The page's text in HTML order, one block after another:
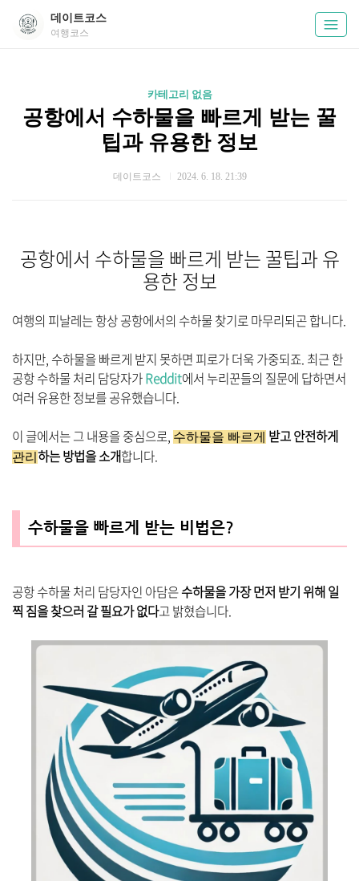
데이트코스
여행코스
카테고리 없음
공항에서 수하물을 빠르게 받는 꿀
팁과 유용한 정보
데이트코스 2024. 6. 18. 21:39
공항에서 수하물을 빠르게 받는 꿀팁과 유
용한 정보
여행의 피날레는 항상 공항에서의 수하물 찾기로 마무리되곤 합니다.
하지만, 수하물을 빠르게 받지 못하면 피로가 더욱 가중되죠. 최근 한
공항 수하물 처리 담당자가Reddit에서 누리꾼들의 질문에 답하면서
여러 유용한 정보를 공유했습니다.
이 글에서는 그 내용을 중심으로, 수하물을 빠르게 받고 안전하게
관리 하는 방법을 소개합니다.
수하물을 빠르게 받는 비법은?
공항 수하물 처리 담당자인 아담은수하물을 가장 먼저 받기 위해 일
찍 짐을 찾으러 갈 필요가 없다고 밝혔습니다.